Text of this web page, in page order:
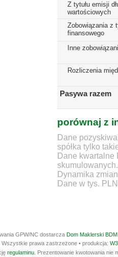
Z tytułu emisji
wartościowych
Zobowiązania z
finansowego
Inne
Rozliczenia
Pasywa razem
porównaj z
Dane
spółka tylko
Dane
skumulowanych.
Dynamika
Dane w tys. PLN
GPW/NC dostarcza Dom Maklerski
prawa zastrzeżone • produkcja:
regulaminu . Prezentowanie kwotowania